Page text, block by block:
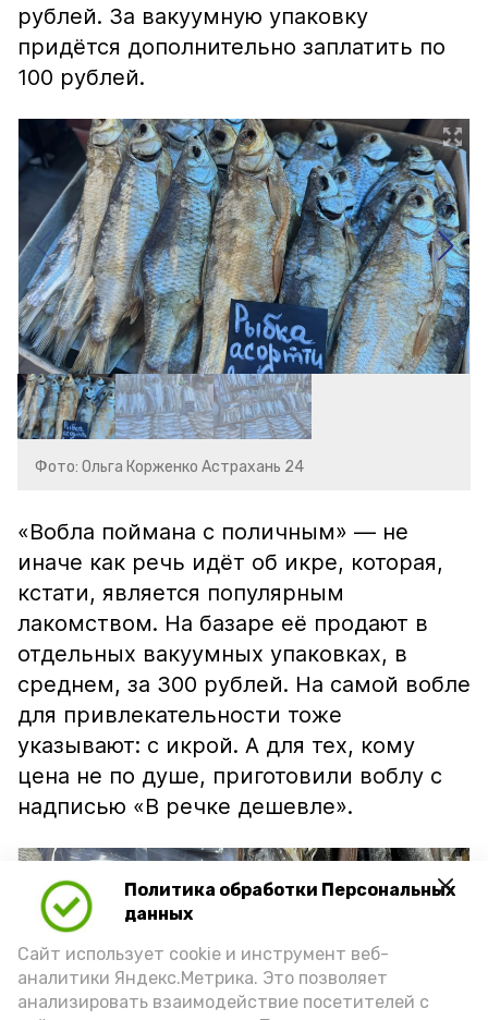
Политика обработки Персональных
данных
Сайт использует cookie и инструмент веб-
аналитики Яндекс.Метрика. Это позволяет
анализировать взаимодействие посетителей с
рублей. За вакуумную упаковку
придётся дополнительно заплатить по
100 рублей.
Фото: Ольга Корженко Астрахань 24
«Вобла поймана с поличным» — не
иначе как речь идёт об икре, которая,
кстати, является популярным
лакомством. На базаре её продают в
отдельных вакуумных упаковках, в
среднем, за 300 рублей. На самой вобле
для привлекательности тоже
указывают: с икрой. А для тех, кому
цена не по душе, приготовили воблу с
надписью «В речке дешевле».